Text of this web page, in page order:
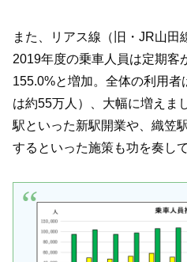
また、リアス線（旧・JR山田
2019年度の乗車人員は定期客
155.0%と増加。全体の利用
は約55万人）、大幅に増えま
駅といった新駅開業や、織笠
するといった施策も功を奏し